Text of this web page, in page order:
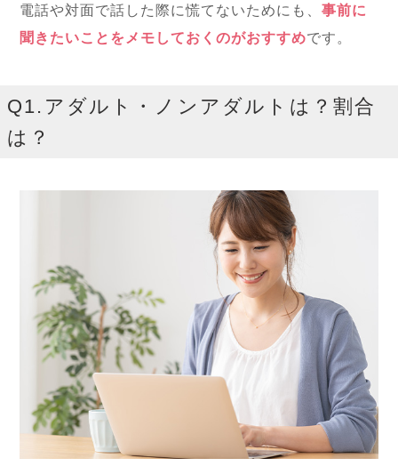
電話や対面で話した際に慌てないためにも、事前に
聞きたいことをメモしておくのがおすすめです。
Q1.アダルト・ノンアダルトは？割合
は？